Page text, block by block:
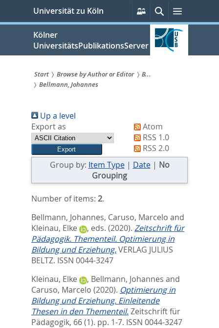
springen
Universität zu Köln
Persönliche
Services
SucheMenü
Kölner
UniversitätsPublikationsServer
Sie
sind
hier:
Start Browse by Author or Editor
B...
Bellmann, Johannes
Up a level
Export as
Atom
RSS 1.0
RSS 2.0
Group by: Item Type| Date| No
Grouping
Number of items: 2.
Bellmann, Johannes, Caruso, Marcelo and
Kleinau, Elke
, eds. (2020). Zeitschrift für
Pädagogik. Thementeil. Optimierung in
Bildung und Erziehung.VERLAG JULIUS
BELTZ. ISSN 0044-3247
Kleinau, Elke
, Bellmann, Johannes and
Caruso, Marcelo (2020). Optimierung in
Bildung und Erziehung. Einleitende
Thesen in den Thementeil.Zeitschrift für
Pädagogik, 66 (1). pp. 1-7. ISSN 0044-3247